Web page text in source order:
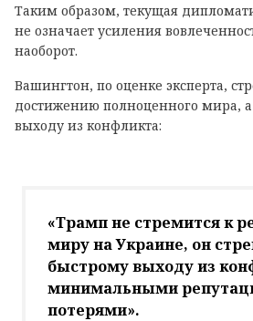
Таким образом, текущая
не означает усиления
наоборот.
Вашингтон, по оценке эксперта,
достижению полноценного мира,
выходу из конфликта:
«Трамп не стремится к
миру на Украине, он
быстрому выходу из
минимальными
потерями».